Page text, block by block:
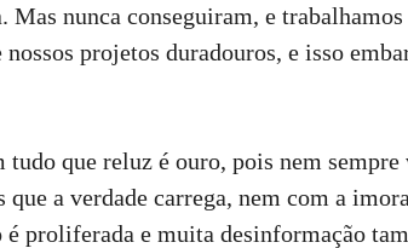
Mas nunca conseguiram, e
projetos duradouros, e isso
que reluz é ouro, pois nem
a verdade carrega, nem com a
proliferada e muita desinformação